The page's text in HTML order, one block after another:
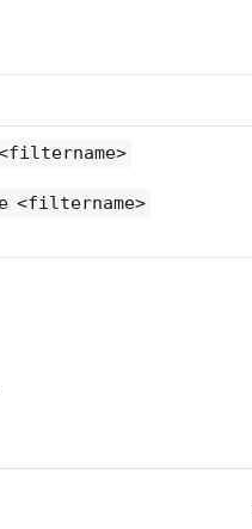
<filtername>